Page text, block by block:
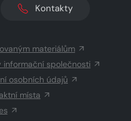
Kontakty
materiálům
informační společnosti
osobních údajů
místa